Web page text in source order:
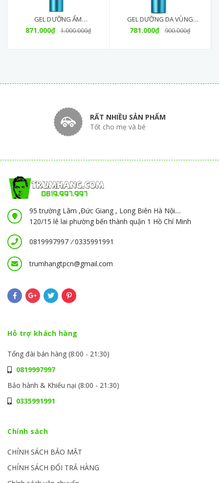
GEL DƯỠNG ẨM
ARTISTRY HYDRA-V(75ML)
871.000₫ 1.000.000₫
GEL DƯỠNG DA VÙNG
MẮT ARTISTRY HYDRA - V
781.000₫ 900.000₫
RẤT NHIỀU SẢN PHẨM
Tốt cho mẹ và bé
95 trường Lâm ,Đức Giang , Long Biên Hà Nội....
120/15 lê lai phường bến thành quận 1 Hồ Chí Minh
0819997997 /0335991991
trumhangtpcn@gmail.com
Hỗ trợ khách hàng
Tổng đài bán hàng (8:00 - 21:30)
0819997997
Bảo hành & Khiếu nại (8:00 - 21:30)
0335991991
Chính sách
CHÍNH SÁCH BẢO MẬT
CHÍNH SÁCH ĐỔI TRẢ HÀNG